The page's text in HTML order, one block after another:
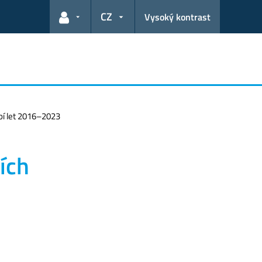
Odkazy pro uživatele
CZ Vysoký kontrast
let 2016–2023